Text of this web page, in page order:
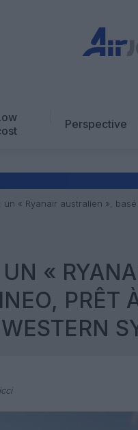
Perspective
un « Ryanair australien »,
«
PRÊT